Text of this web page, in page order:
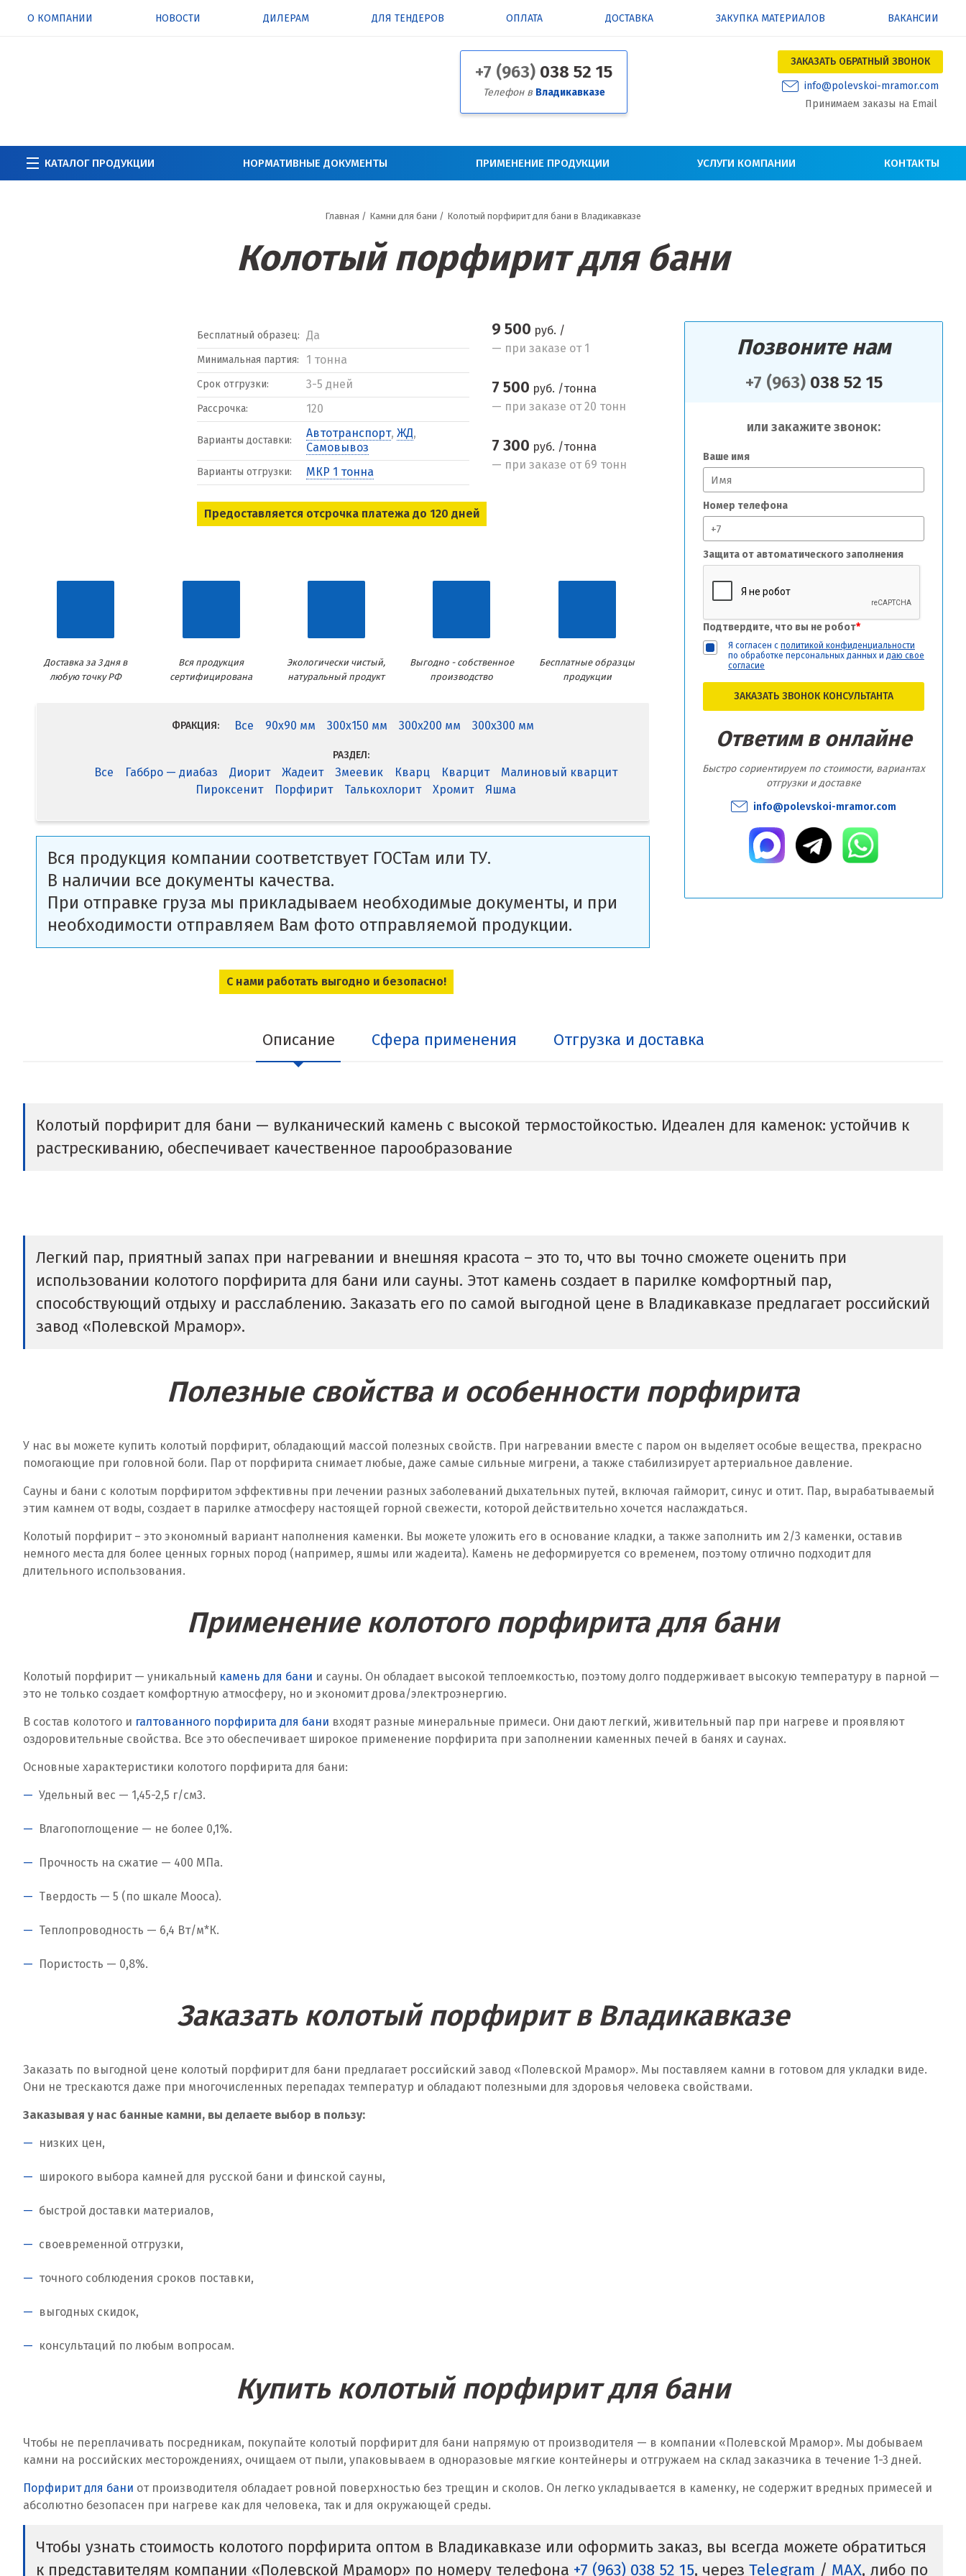
О КОМПАНИИ НОВОСТИ ДИЛЕРАМ ДЛЯ ТЕНДЕРОВ ОПЛАТА ДОСТАВКА ЗАКУПКА МАТЕРИАЛОВ ВАКАНСИИ
+7 (963) 038 52 15
Телефон в Владикавказе
ЗАКАЗАТЬ ОБРАТНЫЙ ЗВОНОК
info@polevskoi-mramor.com
Принимаем заказы на Email
КАТАЛОГ ПРОДУКЦИИ НОРМАТИВНЫЕ ДОКУМЕНТЫ ПРИМЕНЕНИЕ ПРОДУКЦИИ УСЛУГИ КОМПАНИИ КОНТАКТЫ
Главная / Камни для бани / Колотый порфирит для бани в Владикавказе
Колотый порфирит для бани
Позвоните нам
+7 (963)038 52 15
или закажите звонок:
Ваше имя
Номер телефона
Защита от автоматического заполнения
Подтвердите, что вы не робот*
Я согласен с политикой конфиденциальности
по обработке персональных данных и даю свое
согласие
ЗАКАЗАТЬ ЗВОНОК КОНСУЛЬТАНТА
Ответим в онлайне
Быстро сориентируем по стоимости, вариантах
отгрузки и доставке
info@polevskoi-mramor.com
Бесплатный образец: Да
Минимальная партия: 1 тонна
Срок отгрузки: 3-5 дней
Рассрочка: 120
Варианты доставки:
Автотранспорт, ЖД,
Самовывоз
Варианты отгрузки: МКР 1 тонна
Предоставляется отсрочка платежа до 120 дней
9 500 руб. /
— при заказе от 1
7 500 руб. /тонна
— при заказе от 20 тонн
7 300 руб. /тонна
— при заказе от 69 тонн
Доставка за 3 дня в
любую точку РФ
Вся продукция
сертифицирована
Экологически чистый,
натуральный продукт
Выгодно - собственное
производство
Бесплатные образцы
продукции
ФРАКЦИЯ: Все 90x90 мм 300x150 мм 300x200 мм 300x300 мм
РАЗДЕЛ:
Все Габбро — диабаз Диорит Жадеит Змеевик Кварц Кварцит
Малиновый кварцит
Пироксенит
Порфирит Талькохлорит Хромит Яшма
Вся продукция компании соответствует ГОСТам или ТУ.
В наличии все документы качества.
При отправке груза мы прикладываем необходимые документы, и при
необходимости отправляем Вам фото отправляемой продукции.
С нами работать выгодно и безопасно!
Описание Сфера применения Отгрузка и доставка
Колотый порфирит для бани — вулканический камень с высокой термостойкостью. Идеален для каменок: устойчив к
растрескиванию, обеспечивает качественное парообразование
Легкий пар, приятный запах при нагревании и внешняя красота – это то, что вы точно сможете оценить при
использовании колотого порфирита для бани или сауны. Этот камень создает в парилке комфортный пар,
способствующий отдыху и расслаблению. Заказать его по самой выгодной цене в Владикавказе предлагает российский
завод «Полевской Мрамор».
Полезные свойства и особенности порфирита
У нас вы можете купить колотый порфирит, обладающий массой полезных свойств. При нагревании вместе с паром он выделяет особые вещества, прекрасно
помогающие при головной боли. Пар от порфирита снимает любые, даже самые сильные мигрени, а также стабилизирует артериальное давление.
Сауны и бани с колотым порфиритом эффективны при лечении разных заболеваний дыхательных путей, включая гайморит, синус и отит. Пар, вырабатываемый
этим камнем от воды, создает в парилке атмосферу настоящей горной свежести, которой действительно хочется наслаждаться.
Колотый порфирит – это экономный вариант наполнения каменки. Вы можете уложить его в основание кладки, а также заполнить им 2/3 каменки, оставив
немного места для более ценных горных пород (например, яшмы или жадеита). Камень не деформируется со временем, поэтому отлично подходит для
длительного использования.
Применение колотого порфирита для бани
Колотый порфирит — уникальный камень для бани и сауны. Он обладает высокой теплоемкостью, поэтому долго поддерживает высокую температуру в парной —
это не только создает комфортную атмосферу, но и экономит дрова/электроэнергию.
В состав колотого и галтованного порфирита для бани входят разные минеральные примеси. Они дают легкий, живительный пар при нагреве и проявляют
оздоровительные свойства. Все это обеспечивает широкое применение порфирита при заполнении каменных печей в банях и саунах.
Основные характеристики колотого порфирита для бани:
Удельный вес — 1,45-2,5 г/см3.
Влагопоглощение — не более 0,1%.
Прочность на сжатие — 400 МПа.
Твердость — 5 (по шкале Мооса).
Теплопроводность — 6,4 Вт/м*К.
Пористость — 0,8%.
Заказать колотый порфирит в Владикавказе
Заказать по выгодной цене колотый порфирит для бани предлагает российский завод «Полевской Мрамор». Мы поставляем камни в готовом для укладки виде.
Они не трескаются даже при многочисленных перепадах температур и обладают полезными для здоровья человека свойствами.
Заказывая у нас банные камни, вы делаете выбор в пользу:
низких цен,
широкого выбора камней для русской бани и финской сауны,
быстрой доставки материалов,
своевременной отгрузки,
точного соблюдения сроков поставки,
выгодных скидок,
консультаций по любым вопросам.
Купить колотый порфирит для бани
Чтобы не переплачивать посредникам, покупайте колотый порфирит для бани напрямую от производителя — в компании «Полевской Мрамор». Мы добываем
камни на российских месторождениях, очищаем от пыли, упаковываем в одноразовые мягкие контейнеры и отгружаем на склад заказчика в течение 1-3 дней.
Порфирит для бани от производителя обладает ровной поверхностью без трещин и сколов. Он легко укладывается в каменку, не содержит вредных примесей и
абсолютно безопасен при нагреве как для человека, так и для окружающей среды.
Чтобы узнать стоимость колотого порфирита оптом в Владикавказе или оформить заказ, вы всегда можете обратиться
к представителям компании «Полевской Мрамор» по номеру телефона +7 (963) 038 52 15, через Telegram / MAX, либо по